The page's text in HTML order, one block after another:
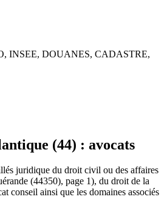
INSEE, DOUANES, CADASTRE,
(44) : avocats
juridique du droit civil ou des affaires
(44350), page 1), du droit de la
conseil ainsi que les domaines associés